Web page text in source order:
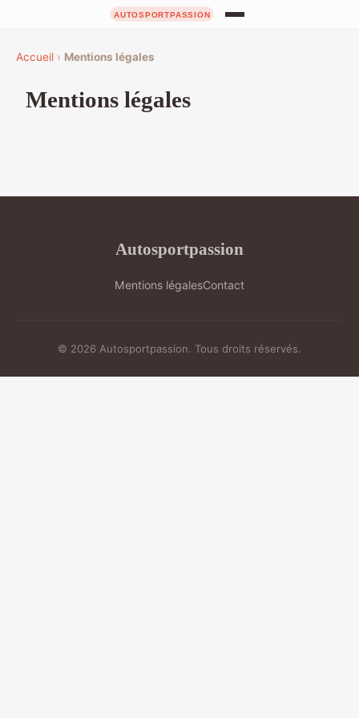
Accueil › Mentions légales
Mentions légales
Autosportpassion
Mentions légalesContact
© 2026 Autosportpassion. Tous droits réservés.